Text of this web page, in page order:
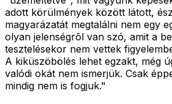
adott körülmények között látott,
magyarázatát megtalálni nem egy
olyan jelenségrõl van szó, amit a
tesztelésekor nem vettek
A kiküszöbölés lehet egzakt, még
valódi okát nem ismerjük. Csak
mindig nem is fogjuk."